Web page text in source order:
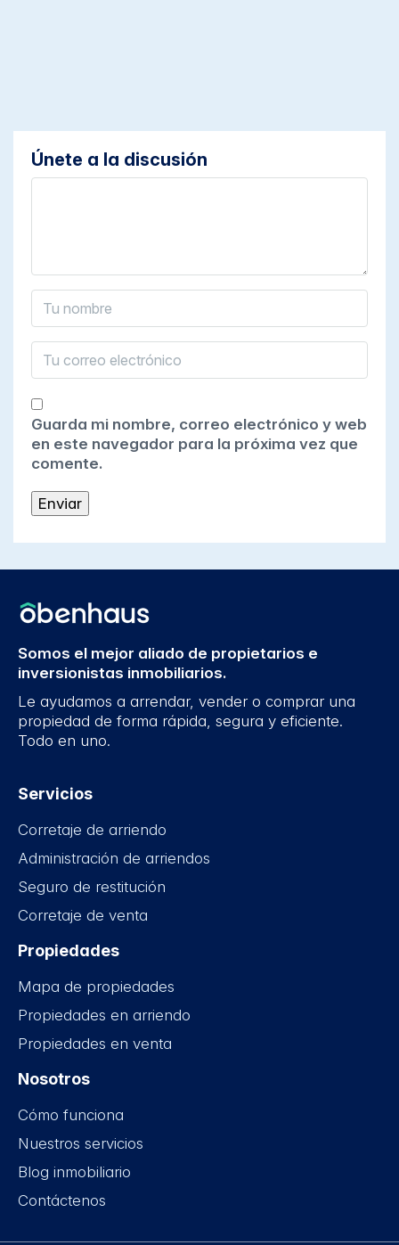
Únete a la discusión
Guarda mi nombre, correo electrónico y web
en este navegador para la próxima vez que
comente.
Somos el mejor aliado de propietarios e
inversionistas inmobiliarios.
Le ayudamos a arrendar, vender o comprar una
propiedad de forma rápida, segura y eficiente.
Todo en uno.
Servicios
Corretaje de arriendo
Administración de arriendos
Seguro de restitución
Corretaje de venta
Propiedades
Mapa de propiedades
Propiedades en arriendo
Propiedades en venta
Nosotros
Cómo funciona
Nuestros servicios
Blog inmobiliario
Contáctenos